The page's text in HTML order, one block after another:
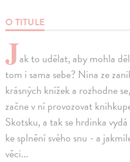
O TITULE
Jak to udělat, aby mohla
tom i sama sebe? Nina ze
krásných knížek a rozhodne
začne v ní provozovat
Skotsku, a tak se hrdinka
ke splnění svého snu - a
věci...